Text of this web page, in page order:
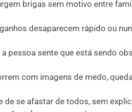
brigas sem motivo entre
desaparecem rápido ou
a pessoa sente que está sendo
com imagens de medo,
de se afastar de todos, sem